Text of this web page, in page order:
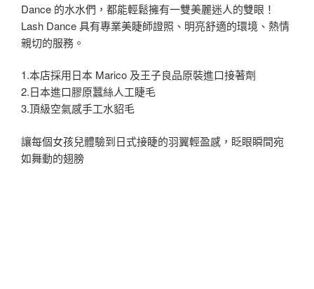
Dance 的水水們，都能輕鬆擁有一雙美麗迷人的雙眼！
Lash Dance 具有專業美睫師證照、明亮舒適的環境、熱情
親切的服務。
1.本店採用日本 Marico 及王子良品原裝進口接著劑
2.日本進口膠原蠶絲人工睫毛
3.頂級空氣感手工水貂毛
讓每個女孩兒體驗到日式接睫的羽翼輕盈感，眨眼瞬間宛
如舞動的翅膀